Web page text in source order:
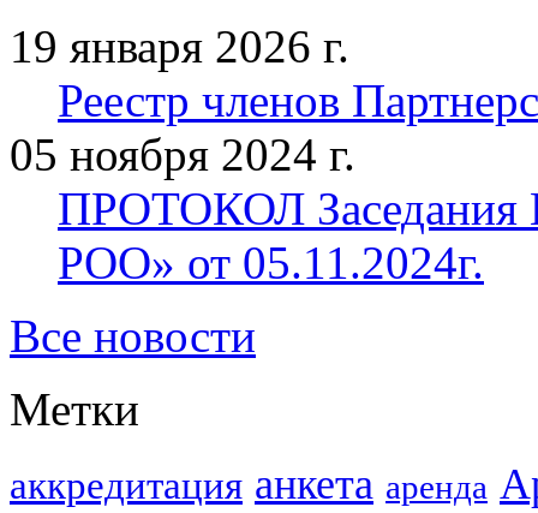
19 января 2026 г.
Реестр членов
05 ноября 2024 г.
ПРОТОКОЛ Заседания
РОО» от 05.11.2024г.
Все новости
Метки
аккредитация анкета аренда